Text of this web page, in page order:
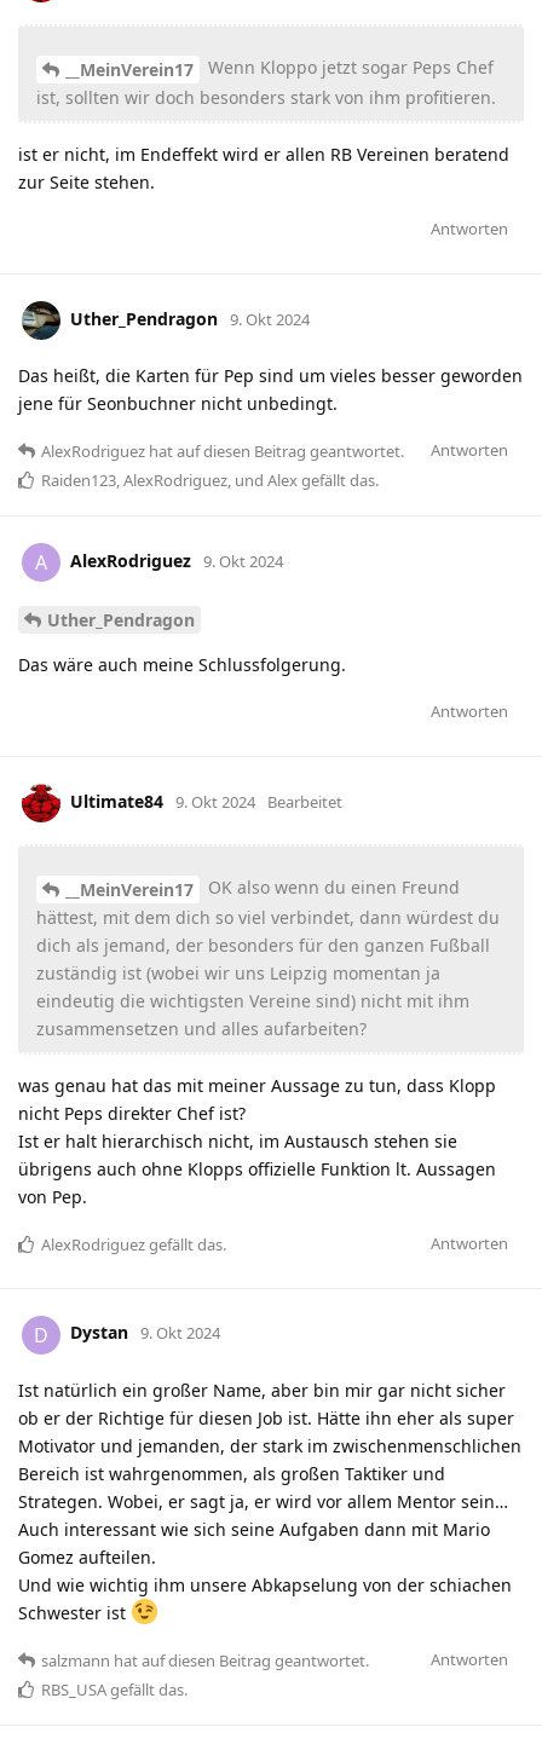
__MeinVerein17
Wenn Kloppo jetzt sogar Peps Chef
ist, sollten wir doch besonders stark von ihm profitieren.
ist er nicht, im Endeffekt wird er allen RB Vereinen beratend
zur Seite stehen.
Antworten
Uther_Pendragon 9. Okt 2024
Das heißt, die Karten für Pep sind um vieles besser geworden
jene für Seonbuchner nicht unbedingt.
Antworten
AlexRodriguez hatauf diesen Beitrag geantwortet.
Raiden123,AlexRodriguez, und Alexgefällt das.
A AlexRodriguez 9. Okt 2024
Uther_Pendragon
Das wäre auch meine Schlussfolgerung.
Antworten
Ultimate84 9. Okt 2024 Bearbeitet
__MeinVerein17
OK also wenn du einen Freund
hättest, mit dem dich so viel verbindet, dann würdest du
dich als jemand, der besonders für den ganzen Fußball
zuständig ist (wobei wir uns Leipzig momentan ja
eindeutig die wichtigsten Vereine sind) nicht mit ihm
zusammensetzen und alles aufarbeiten?
was genau hat das mit meiner Aussage zu tun, dass Klopp
nicht Peps direkter Chef ist?
Ist er halt hierarchisch nicht, im Austausch stehen sie
übrigens auch ohne Klopps offizielle Funktion lt. Aussagen
von Pep.
Antworten
AlexRodriguezgefällt das.
D Dystan 9. Okt 2024
Ist natürlich ein großer Name, aber bin mir gar nicht sicher
ob er der Richtige für diesen Job ist. Hätte ihn eher als super
Motivator und jemanden, der stark im zwischenmenschlichen
Bereich ist wahrgenommen, als großen Taktiker und
Strategen. Wobei, er sagt ja, er wird vor allem Mentor sein…
Auch interessant wie sich seine Aufgaben dann mit Mario
Gomez aufteilen.
Und wie wichtig ihm unsere Abkapselung von der schiachen
Schwester ist
Antworten
salzmann hatauf diesen Beitrag geantwortet.
RBS_USAgefällt das.